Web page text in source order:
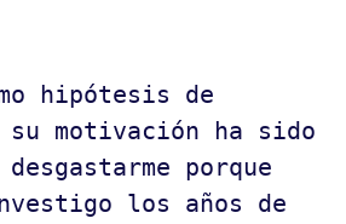
hipótesis de
motivación ha sido
porque
los años de